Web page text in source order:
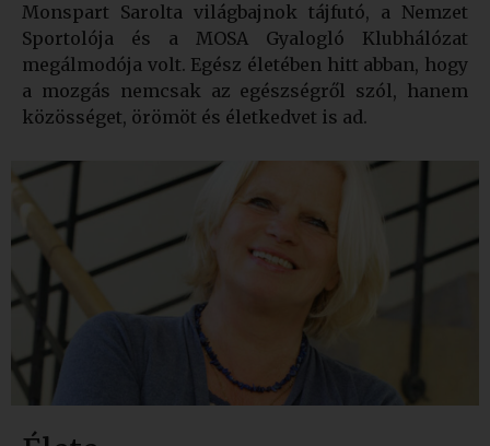
Monspart Sarolta világbajnok tájfutó, a Nemzet
Sportolója és a MOSA Gyalogló Klubhálózat
megálmodója volt. Egész életében hitt abban, hogy
a mozgás nemcsak az egészségről szól, hanem
közösséget, örömöt és életkedvet is ad.